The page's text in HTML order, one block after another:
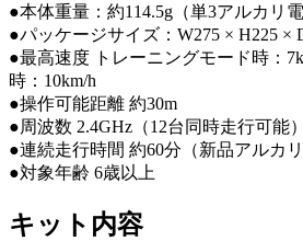
●本体重量：約114.5g（単3アルカリ
●パッケージサイズ：W275 × H225 ×
●最高速度 トレーニングモード時：
時：10km/h
●操作可能距離 約30m
●周波数 2.4GHz（12台同時走行可能）
●連続走行時間 約60分（新品アルカ
●対象年齢 6歳以上
キット内容